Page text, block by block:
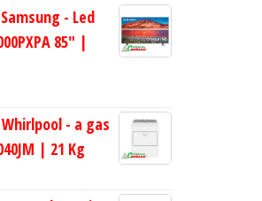
- Led
85" |
- a gas
| 21 Kg